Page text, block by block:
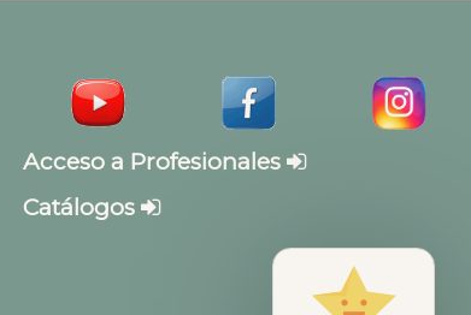
Acceso a Profesionales
Catálogos